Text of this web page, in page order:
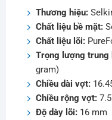
Thương hiệu:
Chất liệu bề mặt:
Chất liệu lõi:
Trọng lượng trung
gram)
Chiều dài vợt:
Chiều rộng vợt:7.5
Độ dày lõi:16 mm